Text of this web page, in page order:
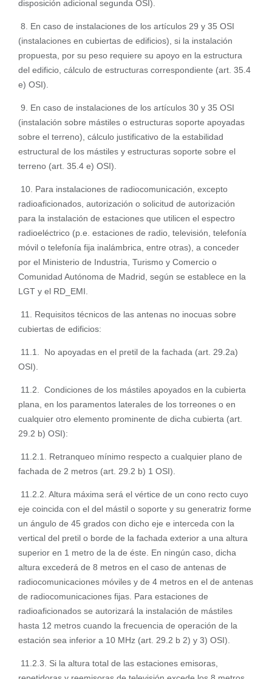
disposición adicional segunda OSI).
8. En caso de instalaciones de los artículos 29 y 35 OSI
(instalaciones en cubiertas de edificios), si la instalación
propuesta, por su peso requiere su apoyo en la estructura
del edificio, cálculo de estructuras correspondiente (art. 35.4
e) OSI).
9. En caso de instalaciones de los artículos 30 y 35 OSI
(instalación sobre mástiles o estructuras soporte apoyadas
sobre el terreno), cálculo justificativo de la estabilidad
estructural de los mástiles y estructuras soporte sobre el
terreno (art. 35.4 e) OSI).
10. Para instalaciones de radiocomunicación, excepto
radioaficionados, autorización o solicitud de autorización
para la instalación de estaciones que utilicen el espectro
radioeléctrico (p.e. estaciones de radio, televisión, telefonía
móvil o telefonía fija inalámbrica, entre otras), a conceder
por el Ministerio de Industria, Turismo y Comercio o
Comunidad Autónoma de Madrid, según se establece en la
LGT y el RD_EMI.
11. Requisitos técnicos de las antenas no inocuas sobre
cubiertas de edificios:
11.1. No apoyadas en el pretil de la fachada (art. 29.2a)
OSI).
11.2. Condiciones de los mástiles apoyados en la cubierta
plana, en los paramentos laterales de los torreones o en
cualquier otro elemento prominente de dicha cubierta (art.
29.2 b) OSI):
11.2.1. Retranqueo mínimo respecto a cualquier plano de
fachada de 2 metros (art. 29.2 b) 1 OSI).
11.2.2. Altura máxima será el vértice de un cono recto cuyo
eje coincida con el del mástil o soporte y su generatriz forme
un ángulo de 45 grados con dicho eje e interceda con la
vertical del pretil o borde de la fachada exterior a una altura
superior en 1 metro de la de éste. En ningún caso, dicha
altura excederá de 8 metros en el caso de antenas de
radiocomunicaciones móviles y de 4 metros en el de antenas
de radiocomunicaciones fijas. Para estaciones de
radioaficionados se autorizará la instalación de mástiles
hasta 12 metros cuando la frecuencia de operación de la
estación sea inferior a 10 MHz (art. 29.2 b 2) y 3) OSI).
11.2.3. Si la altura total de las estaciones emisoras,